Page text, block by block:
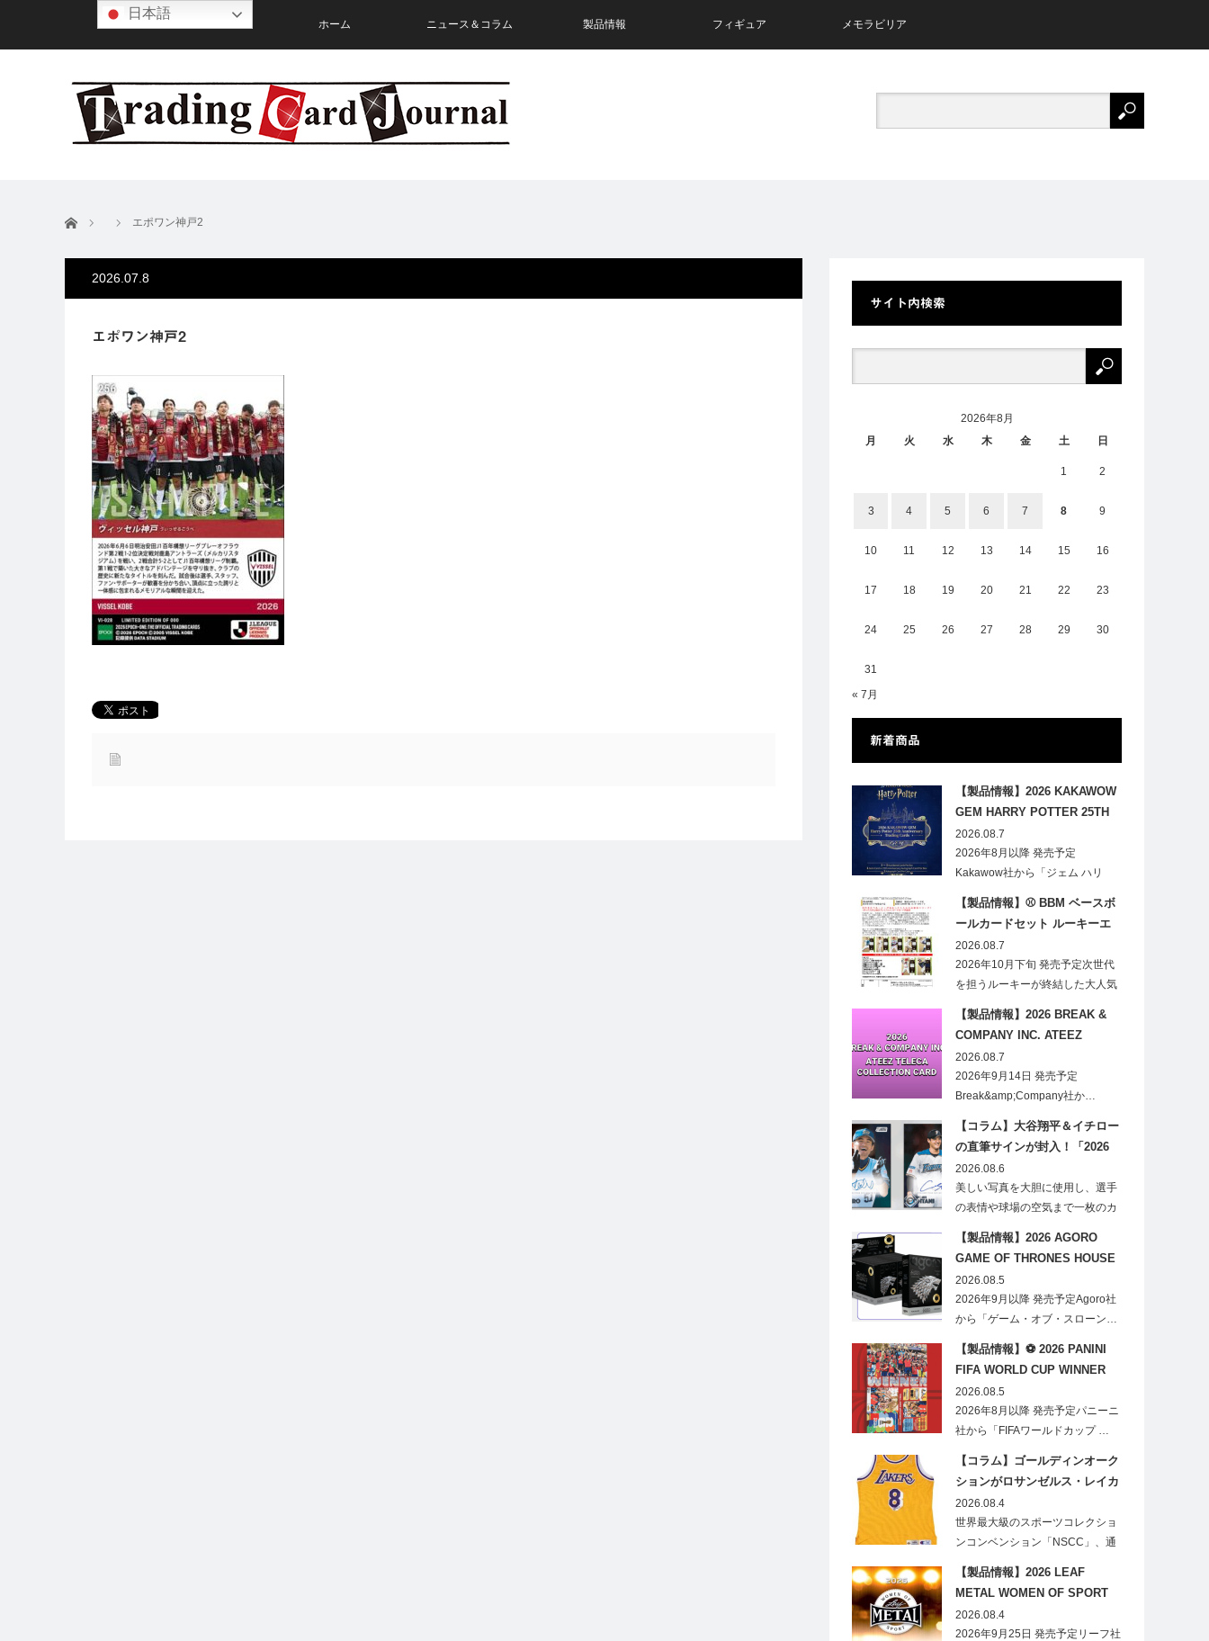
ホーム ニュース＆コラム 製品情報 フィギュア メモラビリア
ホーム エポワン神戸2
2026.07.8
エポワン神戸2
サイト内検索
2026年8月
月
火 水 木 金 土 日
1 2
3 4 5 6 7 8 9
10 11 12 13 14 15 16
17 18 19 20 21 22 23
24 25 26 27 28 29 30
31
« 7月
新着商品
【製品情報】2026 KAKAWOW
GEM HARRY POTTER 25TH
ANNIVERSARY TRADING
CARDS HOBBY
2026.08.7
2026年8月以降 発売予定
Kakawow社から「ジェム ハリ
【製品情報】⚾ BBM ベースボ
ールカードセット ルーキーエ
ディションプレミアム 2026
2026.08.7
2026年10月下旬 発売予定次世代
を担うルーキーが終結した大人気
【製品情報】2026 BREAK &
COMPANY INC. ATEEZ
TELECA COLLECTION CARD
2026.08.7
2026年9月14日 発売予定
Break&amp;Company社か…
【コラム】大谷翔平＆イチロー
の直筆サインが封入！「2026
Topps NPB Stadium Club」が
見逃せない
2026.08.6
美しい写真を大胆に使用し、選手
の表情や球場の空気まで一枚のカ
【製品情報】2026 AGORO
GAME OF THRONES HOUSE
STARK BLIND BOX
2026.08.5
2026年9月以降 発売予定Agoro社
から「ゲーム・オブ・スローン…
【製品情報】⚽ 2026 PANINI
FIFA WORLD CUP WINNER
STICKER POSTER
2026.08.5
2026年8月以降 発売予定パニーニ
社から「FIFAワールドカップ …
【コラム】ゴールディンオーク
ションがロサンゼルス・レイカ
ーズのオフィシャルオークショ
ンスポンサーに！
2026.08.4
世界最大級のスポーツコレクショ
ンコンベンション「NSCC」、通
【製品情報】2026 LEAF
METAL WOMEN OF SPORT
HOBBY
2026.08.4
2026年9月25日 発売予定リーフ社
日本語